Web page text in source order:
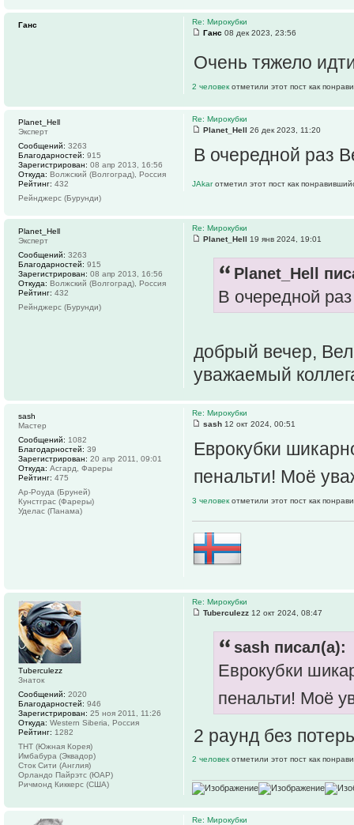
Re: Мирокубки
Ганс 08 дек 2023, 23:56
Очень тяжело
2 человек отметили этот пост как
Ганс
Re: Мирокубки
Planet_Hell 26 дек 2023, 11:20
В очередной раз
JAkarотметил этот пост как
Planet_Hell
Эксперт
Сообщений: 3263
Благодарностей: 915
Зарегистрирован: 08 апр 2013, 16:56
Откуда: Волжский (Волгоград), Россия
Рейтинг: 432
Рейнджерс (Бурунди)
Re: Мирокубки
Planet_Hell 19 янв 2024, 19:01
Planet_Hell
В очередной
добрый вечер,
уважаемый
Planet_Hell
Эксперт
Сообщений: 3263
Благодарностей: 915
Зарегистрирован: 08 апр 2013, 16:56
Откуда: Волжский (Волгоград), Россия
Рейтинг: 432
Рейнджерс (Бурунди)
Re: Мирокубки
sash 12 окт 2024, 00:51
Еврокубки
пенальти! Моё
3 человек отметили этот пост как
sash
Мастер
Сообщений: 1082
Благодарностей: 39
Зарегистрирован: 20 апр 2011, 09:01
Откуда: Асгард, Фареры
Рейтинг: 475
Ар-Роуда (Бруней)
Кунстграс (Фареры)
Уделас (Панама)
Re: Мирокубки
Tuberculezz 12 окт 2024, 08:47
sash писал(а):
Еврокубки
пенальти! Моё
2 раунд без
2 человек отметили этот пост как
Tuberculezz
Знаток
Сообщений: 2020
Благодарностей: 946
Зарегистрирован: 25 ноя 2011, 11:26
Откуда: Western Siberia, Россия
Рейтинг: 1282
ТНТ (Южная Корея)
Имбабура (Эквадор)
Сток Сити (Англия)
Орландо Пайрэтс (ЮАР)
Ричмонд Киккерс (США)
Re: Мирокубки